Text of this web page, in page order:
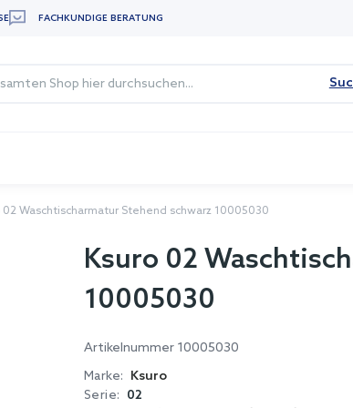
FACHKUNDIGE BERATUNG
02 Waschtischarmatur Stehend schwarz 10005030
Ksuro 02
10005030
Artikelnummer 10005030
Marke: Ksuro
Serie: 02